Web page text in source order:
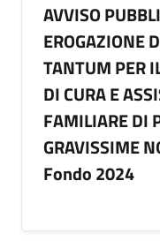
AVVISO
EROGAZIONE
TANTUM PER
DI CURA E
FAMILIARE DI
GRAVISSIME
Fondo 2024